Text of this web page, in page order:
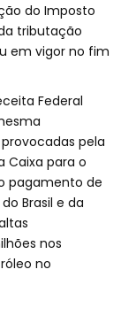
do Imposto
tributação
em vigor no fim
Federal
pela
Caixa para o
pagamento de
Brasil e da
nos
no